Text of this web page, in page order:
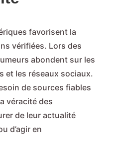
favorisent la
vérifiées. Lors des
abondent sur les
et les réseaux sociaux.
de sources fiables
véracité des
de leur actualité
d’agir en